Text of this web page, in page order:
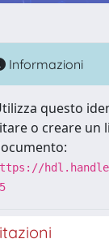
Informazioni
questo
o creare un